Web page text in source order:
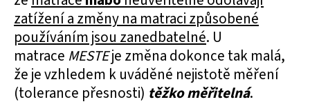
zatížení a změny na matraci způsobené
používáním jsou zanedbatelné. U
matrace MESTEje změna dokonce tak malá,
že je vzhledem k uváděné nejistotě měření
(tolerance přesnosti) těžko měřitelná.